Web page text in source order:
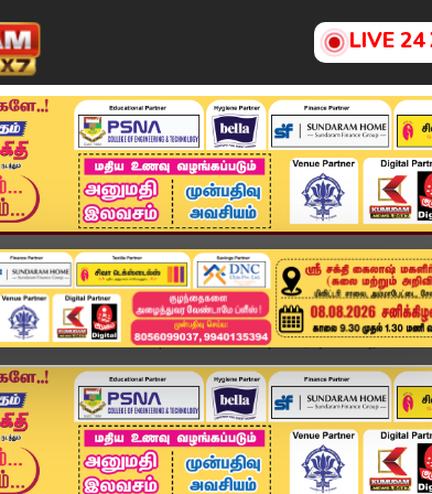
LIVE 24
அண்மை தமிழ்நாடு சினிமா அரசியல்
SPEED NEWS TAMIL | 10 NOV 2025 | விரைவுச் செய்த...